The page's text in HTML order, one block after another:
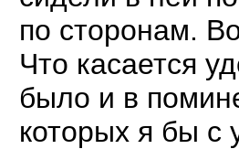
по сторонам.
Что касается
было и в
которых я бы с